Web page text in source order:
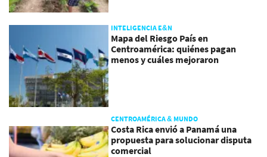
INTELIGENCIA E&N
Mapa del Riesgo País en
Centroamérica: quiénes pagan
menos y cuáles mejoraron
CENTROAMÉRICA & MUNDO
Costa Rica envió a Panamá una
propuesta para solucionar disputa
comercial